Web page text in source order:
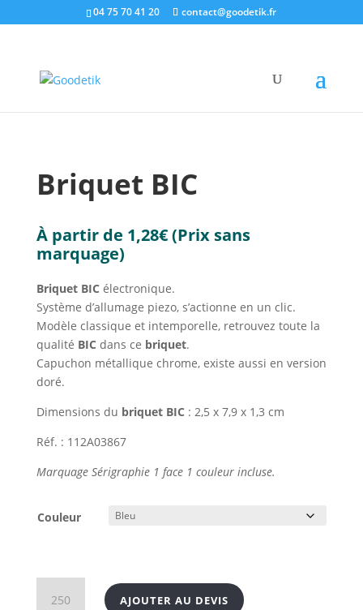
04 75 70 41 20 contact@goodetik.fr
e-shop/Goodies Entreprises / Briquet BIC
Briquet BIC
À partir de 1,28€(Prix sans
marquage)
Briquet BIC électronique.
Système d’allumage piezo, s’actionne en un clic.
Modèle classique et intemporelle, retrouvez toute la
qualité BIC dans ce briquet.
Capuchon métallique chrome, existe aussi en version
doré.
Dimensions du briquet BIC : 2,5 x 7,9 x 1,3 cm
Réf. : 112A03867
Marquage Sérigraphie 1 face 1 couleur incluse.
Couleur
AJOUTER AU DEVIS